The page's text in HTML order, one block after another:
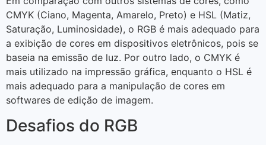
CMYK (Ciano, Magenta, Amarelo, Preto) e HSL (Matiz,
Saturação, Luminosidade), o RGB é mais adequado para
a exibição de cores em dispositivos eletrônicos, pois se
baseia na emissão de luz. Por outro lado, o CMYK é
mais utilizado na impressão gráfica, enquanto o HSL é
mais adequado para a manipulação de cores em
softwares de edição de imagem.
Desafios do RGB